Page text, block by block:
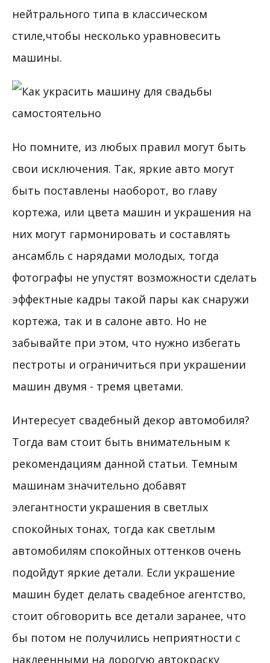
нейтрального типа в классическом
стиле,чтобы несколько уравновесить
машины.
Но помните, из любых правил могут быть
свои исключения. Так, яркие авто могут
быть поставлены наоборот, во главу
кортежа, или цвета машин и украшения на
них могут гармонировать и составлять
ансамбль с нарядами молодых, тогда
фотографы не упустят возможности сделать
эффектные кадры такой пары как снаружи
кортежа, так и в салоне авто. Но не
забывайте при этом, что нужно избегать
пестроты и ограничиться при украшении
машин двумя - тремя цветами.
Интересует свадебный декор автомобиля?
Тогда вам стоит быть внимательным к
рекомендациям данной статьи. Темным
машинам значительно добавят
элегантности украшения в светлых
спокойных тонах, тогда как светлым
автомобилям спокойных оттенков очень
подойдут яркие детали. Если украшение
машин будет делать свадебное агентство,
стоит обговорить все детали заранее, что
бы потом не получились неприятности с
наклеенными на дорогую автокраску